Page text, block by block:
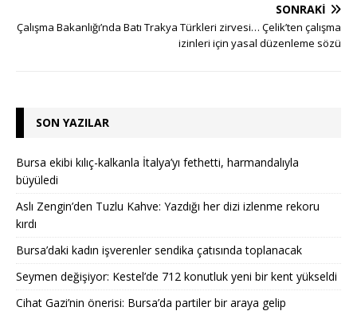
SONRAKI
Çalışma Bakanlığı’nda Batı Trakya Türkleri zirvesi… Çelik’ten çalışma
izinleri için yasal düzenleme sözü
SON YAZILAR
Bursa ekibi kılıç-kalkanla İtalya’yı fethetti, harmandalıyla
büyüledi
Aslı Zengin’den Tuzlu Kahve: Yazdığı her dizi izlenme rekoru
kırdı
Bursa’daki kadın işverenler sendika çatısında toplanacak
Seymen değişiyor: Kestel’de 712 konutluk yeni bir kent yükseldi
Cihat Gazi’nin önerisi: Bursa’da partiler bir araya gelip